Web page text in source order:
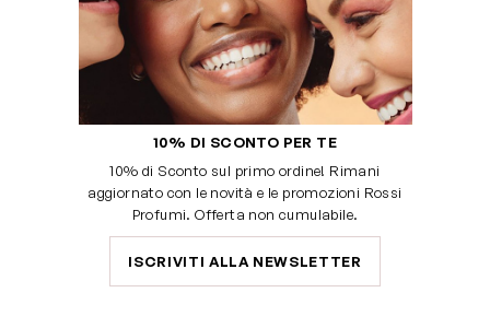
10% DI SCONTO PER TE
10% di Sconto sul primo ordine! Rimani
aggiornato con le novità e le promozioni Rossi
Profumi. Offerta non cumulabile.
ISCRIVITI ALLA NEWSLETTER